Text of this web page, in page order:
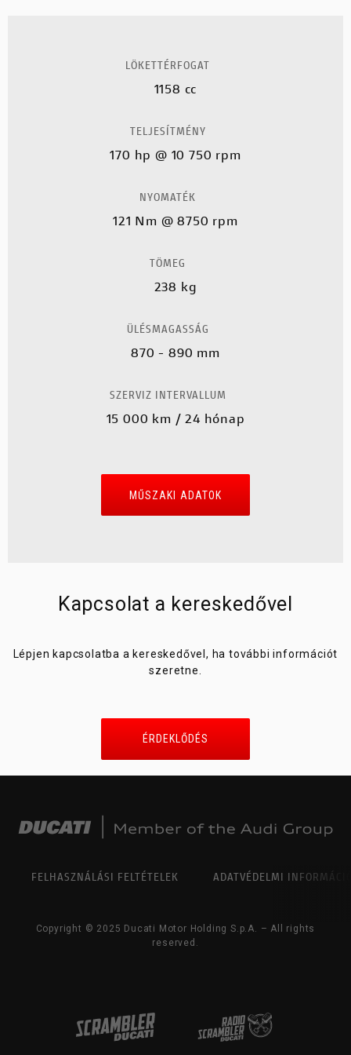
LÖKETTÉRFOGAT
1158 cc
TELJESÍTMÉNY
170 hp @ 10 750 rpm
NYOMATÉK
121 Nm @ 8750 rpm
TÖMEG
238 kg
ÜLÉSMAGASSÁG
870 - 890 mm
SZERVIZ INTERVALLUM
15 000 km / 24 hónap
MŰSZAKI ADATOK
Kapcsolat a kereskedővel
Lépjen kapcsolatba a kereskedővel, ha további információt
szeretne.
ÉRDEKLŐDÉS
FELHASZNÁLÁSI FELTÉTELEK ADATVÉDELMI
Copyright © 2025 Ducati Motor Holding S.p.A. – All rights
reserved.